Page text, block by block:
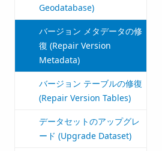
Geodatabase)
バージョン メタデータの修
復 (Repair Version
Metadata)
バージョン テーブルの修復
(Repair Version Tables)
データセットのアップグレ
ード (Upgrade Dataset)